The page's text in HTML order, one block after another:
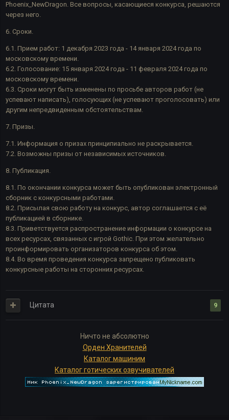
Phoenix_NewDragon. Все вопросы, касающиеся конкурса, решаются
через него.
6. Сроки.
6.1. Прием работ: 1 декабря 2023 года - 14 января 2024 года по
московскому времени.
6.2. Голосование: 15 января 2024 года - 11 февраля 2024 года по
московскому времени.
6.3. Сроки могут быть изменены по просьбе авторов работ (не
успевают написать), голосующих (не успевают проголосовать) или
другим непредвиденным обстоятельствам.
7. Призы.
7.1. Информация о призах принципиально не раскрывается.
7.2. Возможны призы от независимых источников.
8. Публикация.
8.1. По окончании конкурса может быть опубликован электронный
сборник с конкурсными работами.
8.2. Присылая свою работу на конкурс, автор соглашается с её
публикацией в сборнике.
8.3. Приветствуется распространение информации о конкурсе на
всех ресурсах, связанных с игрой Gothic. При этом желательно
проинформировать организаторов конкурса об этом.
8.4. Во время проведения конкурса запрещено публиковать
конкурсные работы на сторонних ресурсах.
9
Цитата
Ничто не абсолютно
Орден Хранителей
Каталог машиним
Каталог готических озвучивателей